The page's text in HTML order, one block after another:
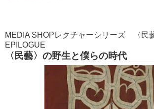
MEDIA SHOPレクチャーシリーズ 〈民
EPILOGUE
〈民藝〉の野生と僕らの時代